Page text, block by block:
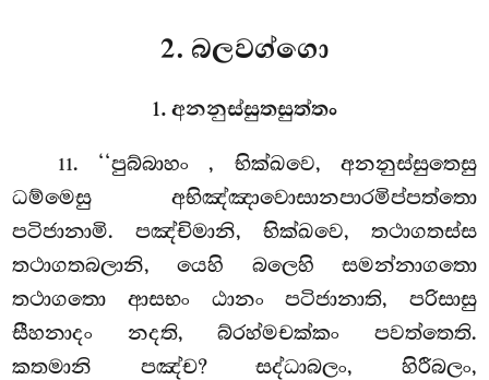
2. බලවග්ගො
1. අනනුස්සුතසුත්තං
11. ‘‘පුබ්බාහං, භික්ඛවෙ, අනනුස්සුතෙසු
ධම්මෙසු අභිඤ්ඤාවොසානපාරමිප්පත්තො
පටිජානාමි. පඤ්චිමානි, භික්ඛවෙ, තථාගතස්ස
තථාගතබලානි, යෙහි බලෙහි සමන්නාගතො
තථාගතො ආසභං ඨානං පටිජානාති, පරිසාසු
සීහනාදං නදති, බ්රහ්මචක්කං පවත්තෙති.
කතමානි පඤ්ච? සද්ධාබලං, හිරීබලං,